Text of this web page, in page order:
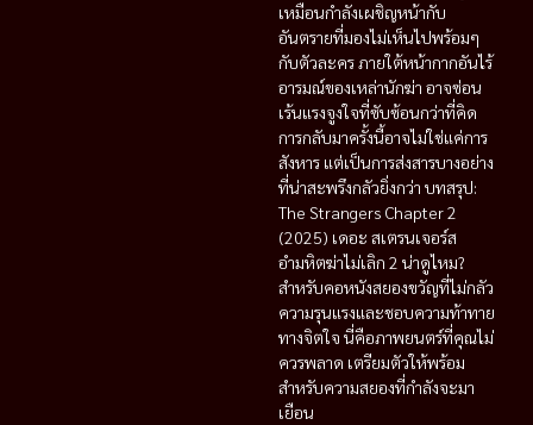
เหมือนกำลังเผชิญหน้ากับ
อันตรายที่มองไม่เห็นไปพร้อมๆ
กับตัวละคร ภายใต้หน้ากากอันไร้
อารมณ์ของเหล่านักฆ่า อาจซ่อน
เร้นแรงจูงใจที่ซับซ้อนกว่าที่คิด
การกลับมาครั้งนี้อาจไม่ใช่แค่การ
สังหาร แต่เป็นการส่งสารบางอย่าง
ที่น่าสะพรึงกลัวยิ่งกว่า บทสรุป:
The Strangers Chapter 2
(2025) เดอะ สเตรนเจอร์ส
อำมหิตฆ่าไม่เลิก 2 น่าดูไหม?
สำหรับคอหนังสยองขวัญที่ไม่กลัว
ความรุนแรงและชอบความท้าทาย
ทางจิตใจ นี่คือภาพยนตร์ที่คุณไม่
ควรพลาด เตรียมตัวให้พร้อม
สำหรับความสยองที่กำลังจะมา
เยือน